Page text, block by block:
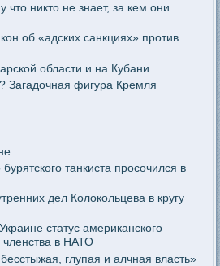
что никто не знает, за кем они
об «адских санкциях» против
области и на Кубани
Загадочная фигура Кремля
танкиста просочился в
дел Колокольцева в кругу
статус американского
членства в НАТО
глупая и алчная власть»